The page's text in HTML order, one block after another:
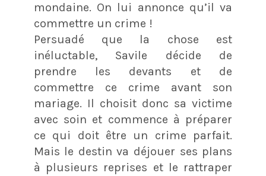
mondaine. On lui annonce qu’il va
commettre un crime !
Persuadé que la chose est
inéluctable, Savile décide de
prendre les devants et de
commettre ce crime avant son
mariage. Il choisit donc sa victime
avec soin et commence à préparer
ce qui doit être un crime parfait.
Mais le destin va déjouer ses plans
à plusieurs reprises et le rattraper